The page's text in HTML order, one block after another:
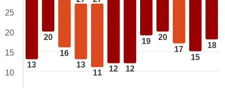
13
20
16
13
11 12 12
19 20
17
15
18
25
20
15
10